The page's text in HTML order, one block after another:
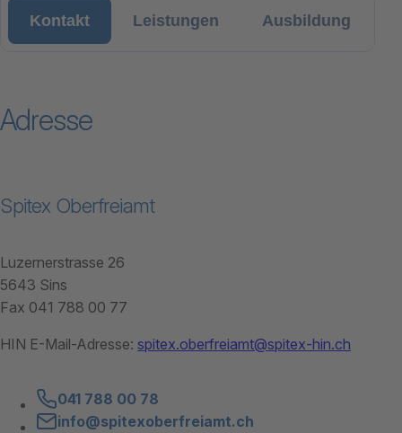
Kontakt Leistungen Ausbildung
Adresse
Spitex Oberfreiamt
Luzernerstrasse 26
5643 Sins
Fax 041 788 00 77
HIN E-Mail-Adresse: spitex.oberfreiamt@spitex-hin.ch
041 788 00 78
info@spitexoberfreiamt.ch